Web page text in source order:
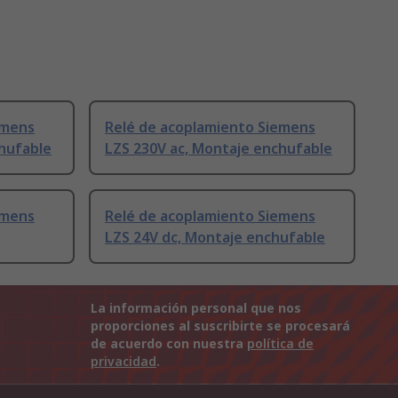
Relé de acoplamiento Siemens
LZS 230V ac, Montaje enchufable
Relé de acoplamiento Siemens
LZS 24V dc, Montaje enchufable
La información personal que nos
proporciones al suscribirte se procesará
de acuerdo con nuestra política de
privacidad.